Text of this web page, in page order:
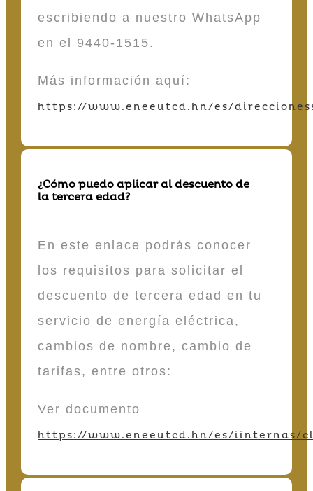
escribiendo a nuestro WhatsApp
en el 9440-1515.
Más información aquí:
https://www.eneeutcd.hn/es/
¿Cómo puedo aplicar al descuento de
la tercera edad?
En este enlace podrás conocer
los requisitos para solicitar el
descuento de tercera edad en tu
servicio de energía eléctrica,
cambios de nombre, cambio de
tarifas, entre otros:
Ver documento
https://www.eneeutcd.hn/es/iinternas/